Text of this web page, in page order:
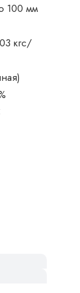
100 мм
кгс/